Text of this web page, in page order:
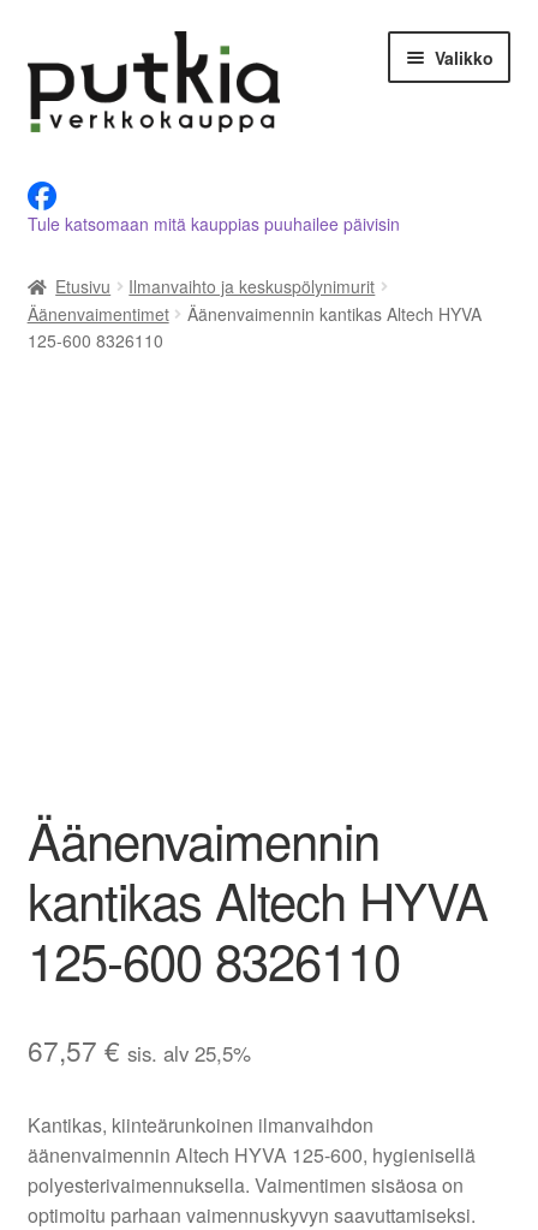
navigointiin
sisältöön
Valikko
Tietoja meistä
Asiakastilini
Ostoskori
Tule katsomaan mitä kauppias puuhailee päivisin
Etusivu
Ilmanvaihto ja keskuspölynimurit
Äänenvaimentimet
Äänenvaimennin kantikas Altech HYVA
125-600 8326110
Äänenvaimennin
kantikas Altech HYVA
125-600 8326110
67,57 € sis. alv 25,5%
Kantikas, kiinteärunkoinen ilmanvaihdon
äänenvaimennin Altech HYVA 125-600, hygienisellä
polyesterivaimennuksella. Vaimentimen sisäosa on
optimoitu parhaan vaimennuskyvyn saavuttamiseksi.